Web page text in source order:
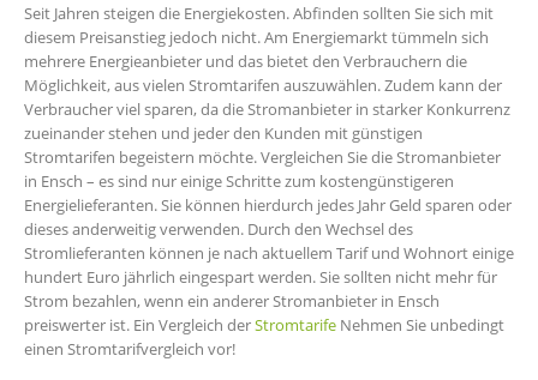
Seit Jahren steigen die Energiekosten. Abfinden sollten Sie sich mit
diesem Preisanstieg jedoch nicht. Am Energiemarkt tümmeln sich
mehrere Energieanbieter und das bietet den Verbrauchern die
Möglichkeit, aus vielen Stromtarifen auszuwählen. Zudem kann der
Verbraucher viel sparen, da die Stromanbieter in starker Konkurrenz
zueinander stehen und jeder den Kunden mit günstigen
Stromtarifen begeistern möchte. Vergleichen Sie die Stromanbieter
in Ensch – es sind nur einige Schritte zum kostengünstigeren
Energielieferanten. Sie können hierdurch jedes Jahr Geld sparen oder
dieses anderweitig verwenden. Durch den Wechsel des
Stromlieferanten können je nach aktuellem Tarif und Wohnort einige
hundert Euro jährlich eingespart werden. Sie sollten nicht mehr für
Strom bezahlen, wenn ein anderer Stromanbieter in Ensch
preiswerter ist. Ein Vergleich derStromtarife Nehmen Sie unbedingt
einen Stromtarifvergleich vor!